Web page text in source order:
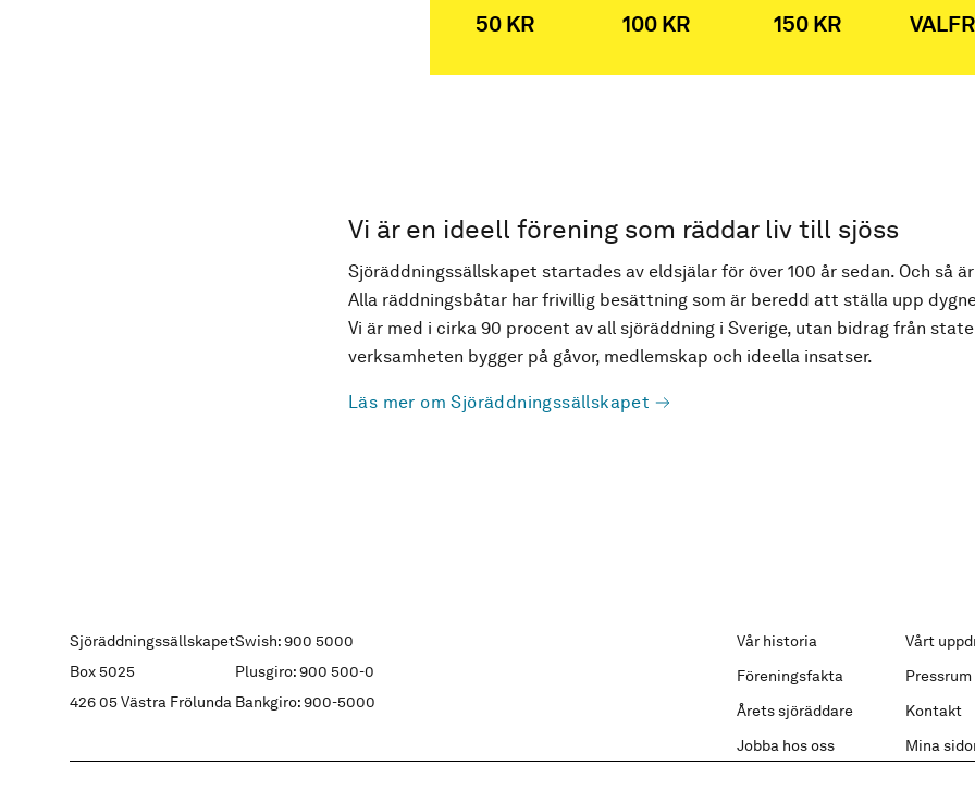
50 KR 100 KR 150 KR
Vi är en ideell förening som räddar liv till sjöss
Sjöräddningssällskapet startades av eldsjälar för över 100 år sedan. Och så
Alla räddningsbåtar har frivillig besättning som är beredd att ställa upp
Vi är med i cirka 90 procent av all sjöräddning i Sverige, utan bidrag från
verksamheten bygger på gåvor, medlemskap och ideella insatser.
Läs mer om Sjöräddningssällskapet
Sjöräddningssällskapet
Box 5025
426 05 Västra Frölunda
Swish: 900 5000
Plusgiro: 900 500-0
Bankgiro: 900-5000
Vår historia Vårt
Föreningsfakta
Pressrum
Årets sjöräddare
Kontakt
Jobba hos oss
Mina